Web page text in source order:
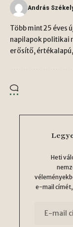
András
Több mint 25 éves
napilapok politikai
erősítő,
Heti
e-mail